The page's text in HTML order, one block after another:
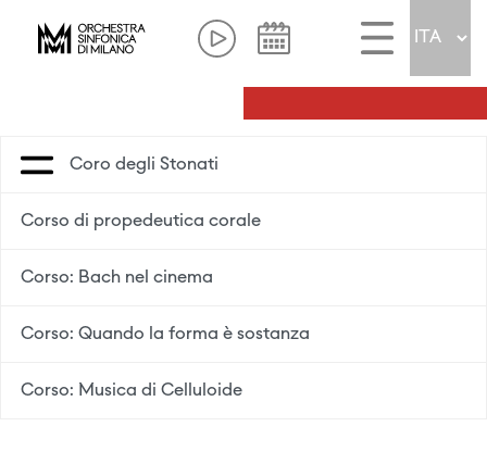
Coro degli Stonati
Corso di propedeutica corale
Corso: Bach nel cinema
Corso: Quando la forma è sostanza
Corso: Musica di Celluloide